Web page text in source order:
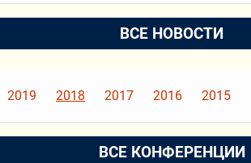
ВСЕ НОВОСТИ
2019 2018 2017 2016 2015
ВСЕ КОНФЕРЕНЦИИ